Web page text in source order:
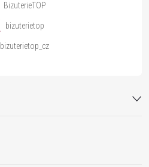
BizuterieTOP
bizuterietop
bizuterietop_cz